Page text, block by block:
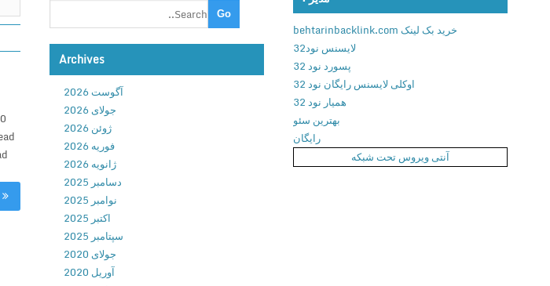
Archives
آگوست 2026
جولای 2026
ژوئن 2026
فوریه 2026
ژانویه 2026
دسامبر 2025
نوامبر 2025
اکتبر 2025
سپتامبر 2025
جولای 2020
آوریل 2020
خرید بک لینک behtarinbacklink.com
لایسنس نود32
پسورد نود 32
اوکلی لایسنس رایگان نود 32
همیار نود 32
بهترین سئو
رایگان
آنتی ویروس تحت شبکه